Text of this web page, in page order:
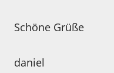
Schöne Grüße
daniel